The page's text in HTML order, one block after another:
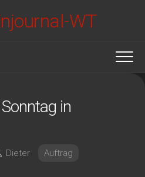
WT
in
Dieter
Auftrag